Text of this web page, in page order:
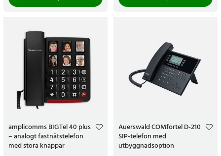
amplicomms BIGTel 40 plus
– analogt fastnätstelefon
med stora knappar
Auerswald COMfortel D-210
SIP-telefon med
utbyggnadsoption